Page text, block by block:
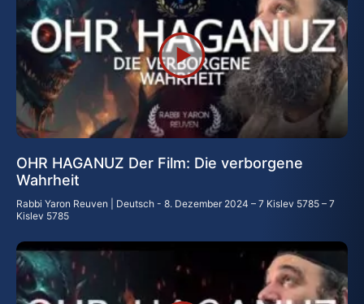
OHR HAGANUZ Der Film: Die verborgene
Wahrheit
Rabbi Yaron Reuven | Deutsch
8. Dezember 2024 – 7 Kislev 5785 – 7
Kislev 5785